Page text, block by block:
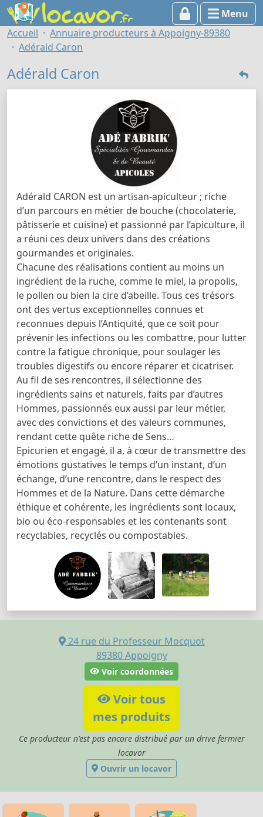
Menu
Accueil
Annuaire producteurs à Appoigny-89380
Adérald Caron
Adérald Caron
Adérald CARON est un artisan-apiculteur ; riche
d’un parcours en métier de bouche (chocolaterie,
pâtisserie et cuisine) et passionné par l’apiculture, il
a réuni ces deux univers dans des créations
gourmandes et originales.
Chacune des réalisations contient au moins un
ingrédient de la ruche, comme le miel, la propolis,
le pollen ou bien la cire d’abeille. Tous ces trésors
ont des vertus exceptionnelles connues et
reconnues depuis l’Antiquité, que ce soit pour
prévenir les infections ou les combattre, pour lutter
contre la fatigue chronique, pour soulager les
troubles digestifs ou encore réparer et cicatriser.
Au fil de ses rencontres, il sélectionne des
ingrédients sains et naturels, faits par d’autres
Hommes, passionnés eux aussi par leur métier,
avec des convictions et des valeurs communes,
rendant cette quête riche de Sens…
Epicurien et engagé, il a, à cœur de transmettre des
émotions gustatives le temps d’un instant, d’un
échange, d’une rencontre, dans le respect des
Hommes et de la Nature. Dans cette démarche
éthique et cohérente, les ingrédients sont locaux,
bio ou éco-responsables et les contenants sont
recyclables, recyclés ou compostables.
24 rue du Professeur Mocquot
89380 Appoigny
Voir coordonnées
Voir tous
mes produits
Ce producteur n'est pas encore distribué par un drive fermier
locavor
Ouvrir un locavor